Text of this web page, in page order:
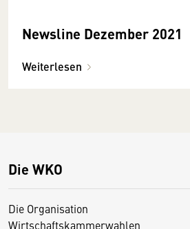
Newsline Dezember 2021
Weiterlesen
Die WKO
Die Organisation
Wirtschaftskammerwahlen